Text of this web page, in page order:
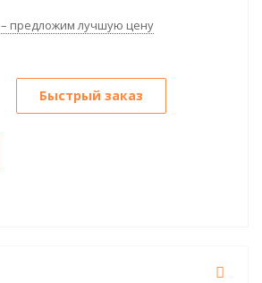
предложим лучшую цену
Быстрый заказ